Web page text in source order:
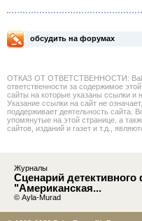
обсудить на форумах
ОТКАЗ ОТ ОТВЕТСТВЕННОСТИ:
ответственности за содержимое
сайты на которые указаны ссылки и
Указание ссылки на сайт не
поддерживает деятельность сайта.
упомянутые на этой странице, а
сайтов, изданий и газет и т.д.,
Журналы
Сценарий
"Американская...
© Ayla-Murad